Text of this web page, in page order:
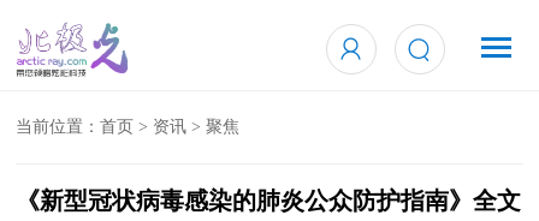
当前位置：首页 > 资讯 >聚焦
《新型冠状病毒感染的肺炎公众防护指南》全文